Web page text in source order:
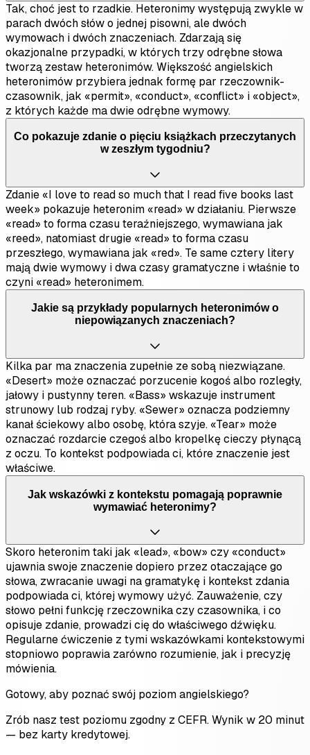
Tak, choć jest to rzadkie. Heteronimy występują zwykle w
parach dwóch słów o jednej pisowni, ale dwóch
wymowach i dwóch znaczeniach. Zdarzają się
okazjonalne przypadki, w których trzy odrębne słowa
tworzą zestaw heteronimów. Większość angielskich
heteronimów przybiera jednak formę par rzeczownik-
czasownik, jak «permit», «conduct», «conflict» i «object»,
z których każde ma dwie odrębne wymowy.
Co pokazuje zdanie o pięciu książkach przeczytanych
w zeszłym tygodniu?
Zdanie «I love to read so much that I read five books last
week» pokazuje heteronim «read» w działaniu. Pierwsze
«read» to forma czasu teraźniejszego, wymawiana jak
«reed», natomiast drugie «read» to forma czasu
przeszłego, wymawiana jak «red». Te same cztery litery
mają dwie wymowy i dwa czasy gramatyczne i właśnie to
czyni «read» heteronimem.
Jakie są przykłady popularnych heteronimów o
niepowiązanych znaczeniach?
Kilka par ma znaczenia zupełnie ze sobą niezwiązane.
«Desert» może oznaczać porzucenie kogoś albo rozległy,
jałowy i pustynny teren. «Bass» wskazuje instrument
strunowy lub rodzaj ryby. «Sewer» oznacza podziemny
kanał ściekowy albo osobę, która szyje. «Tear» może
oznaczać rozdarcie czegoś albo kropelkę cieczy płynącą
z oczu. To kontekst podpowiada ci, które znaczenie jest
właściwe.
Jak wskazówki z kontekstu pomagają poprawnie
wymawiać heteronimy?
Skoro heteronim taki jak «lead», «bow» czy «conduct»
ujawnia swoje znaczenie dopiero przez otaczające go
słowa, zwracanie uwagi na gramatykę i kontekst zdania
podpowiada ci, której wymowy użyć. Zauważenie, czy
słowo pełni funkcję rzeczownika czy czasownika, i co
opisuje zdanie, prowadzi cię do właściwego dźwięku.
Regularne ćwiczenie z tymi wskazówkami kontekstowymi
stopniowo poprawia zarówno rozumienie, jak i precyzję
mówienia.
Gotowy, aby poznać swój poziom angielskiego?
Zrób nasz test poziomu zgodny z CEFR. Wynik w 20 minut
— bez karty kredytowej.